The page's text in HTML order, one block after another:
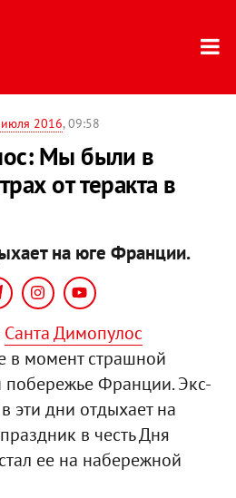
2016, 09:58
Мы были в
от теракта в
на юге Франции.
Санта Димопулос
в момент страшной
Франции. Экс-
эти дни отдыхает на
в честь Дня
ее на набережной